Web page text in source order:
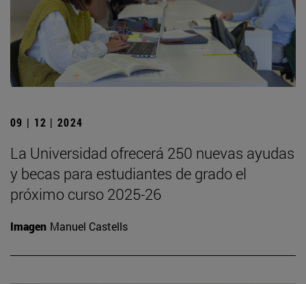
09 | 12 | 2024
La Universidad ofrecerá 250 nuevas ayudas
y becas para estudiantes de grado el
próximo curso 2025-26
Imagen Manuel Castells